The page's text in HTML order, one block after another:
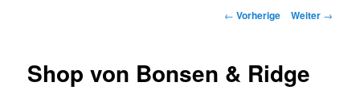
Beitrags-
← Vorherige Weiter →
Shop von Bonsen & Ridge